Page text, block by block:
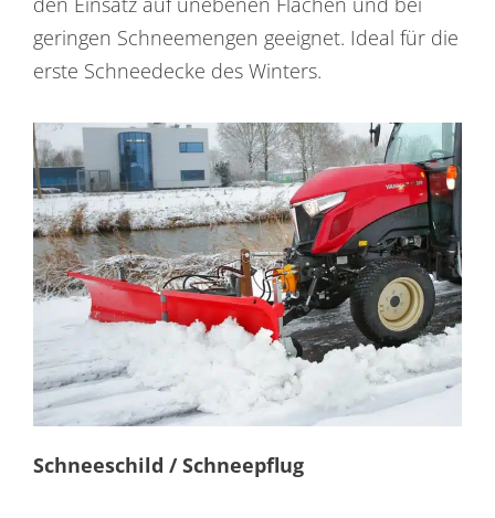
geringen Schneemengen geeignet. Ideal für die
erste Schneedecke des Winters.
Schneeschild / Schneepflug